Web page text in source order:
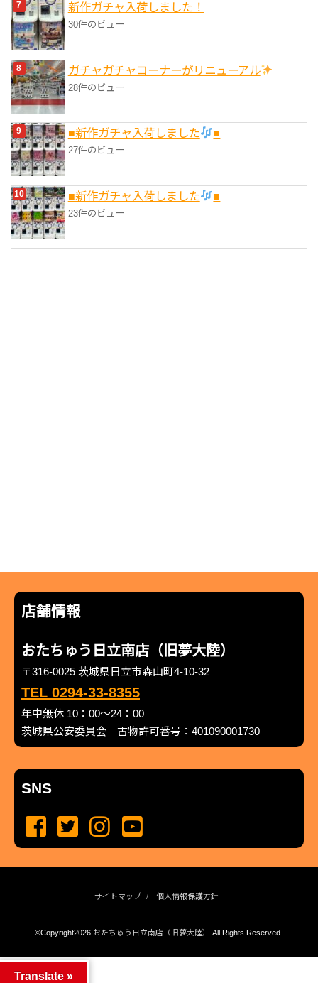
新作ガチャ入荷しました！
30件のビュー
ガチャガチャコーナーがリニューアル
28件のビュー
■新作ガチャ入荷しました ■
27件のビュー
■新作ガチャ入荷しました ■
23件のビュー
店舗情報
おたちゅう日立南店（旧夢大陸）
〒316-0025 茨城県日立市森山町4-10-32
TEL 0294-33-8355
年中無休 10：00～24：00
茨城県公安委員会 古物許可番号：401090001730
SNS
サイトマップ 個人情報保護方針
©Copyright2026 おたちゅう日立南店（旧夢大陸） .All Rights Reserved.
Translate »